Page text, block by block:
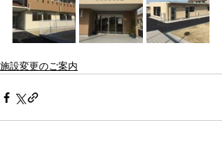
施設変更のご案内